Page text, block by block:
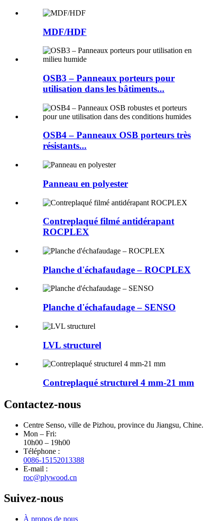
MDF/HDF
OSB3 – Panneaux porteurs pour
utilisation dans les bâtiments...
OSB4 – Panneaux OSB porteurs très
résistants...
Panneau en polyester
Contreplaqué filmé antidérapant
ROCPLEX
Planche d'échafaudage – ROCPLEX
Planche d'échafaudage – SENSO
LVL structurel
Contreplaqué structurel 4 mm-21 mm
Contactez-nous
Centre Senso, ville de Pizhou, province du Jiangsu, Chine.
Mon – Fri:
10h00 – 19h00
Téléphone :
0086-15152013388
E-mail :
roc@plywood.cn
Suivez-nous
À propos de nous